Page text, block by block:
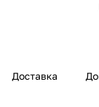
Доставка